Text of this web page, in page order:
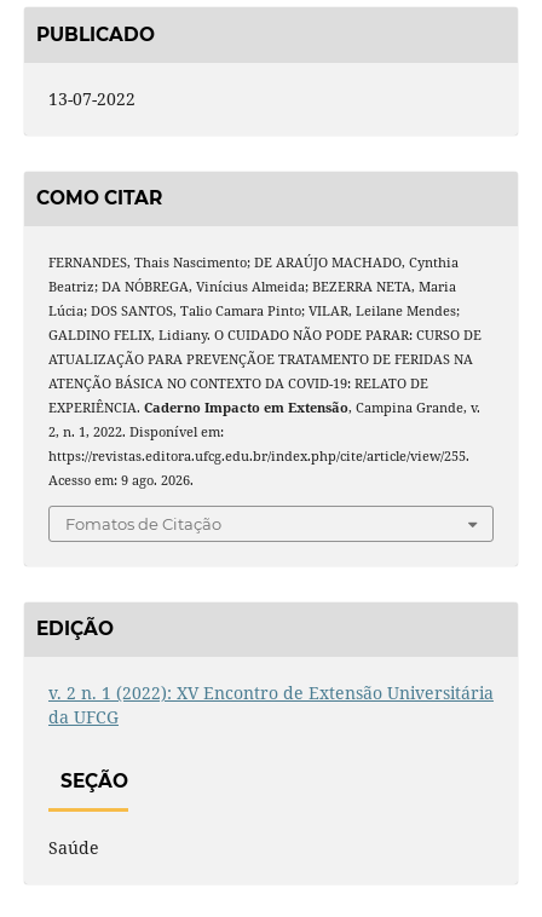
PUBLICADO
13-07-2022
COMO CITAR
FERNANDES, Thais Nascimento; DE ARAÚJO MACHADO, Cynthia
Beatriz; DA NÓBREGA, Vinícius Almeida; BEZERRA NETA, Maria
Lúcia; DOS SANTOS, Talio Camara Pinto; VILAR, Leilane Mendes;
GALDINO FELIX, Lidiany. O CUIDADO NÃO PODE PARAR: CURSO DE
ATUALIZAÇÃO PARA PREVENÇÃOE TRATAMENTO DE FERIDAS NA
ATENÇÃO BÁSICA NO CONTEXTO DA COVID-19: RELATO DE
EXPERIÊNCIA. Caderno Impacto em Extensão, Campina Grande, v.
2, n. 1, 2022. Disponível em:
https://revistas.editora.ufcg.edu.br/index.php/cite/article/view/255.
Acesso em: 9 ago. 2026.
Fomatos de Citação
EDIÇÃO
v. 2 n. 1 (2022): XV Encontro de Extensão Universitária
da UFCG
SEÇÃO
Saúde